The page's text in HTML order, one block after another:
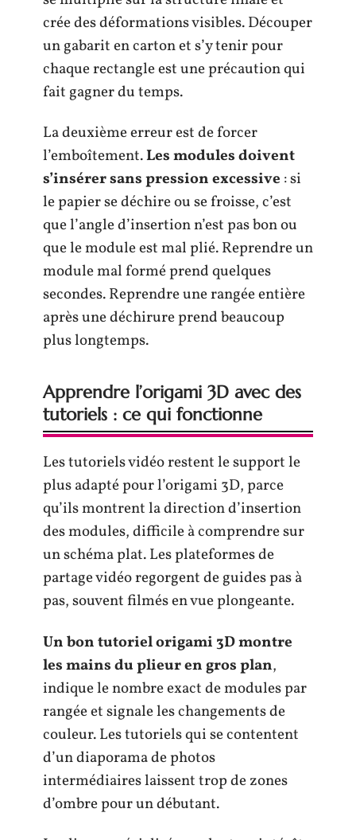
crée des déformations visibles. Découper
un gabarit en carton et s’y tenir pour
chaque rectangle est une précaution qui
fait gagner du temps.
La deuxième erreur est de forcer
l’emboîtement.Les modules doivent
s’insérer sans pression excessive : si
le papier se déchire ou se froisse, c’est
que l’angle d’insertion n’est pas bon ou
que le module est mal plié. Reprendre un
module mal formé prend quelques
secondes. Reprendre une rangée entière
après une déchirure prend beaucoup
plus longtemps.
Apprendre l’origami 3D avec des
tutoriels : ce qui fonctionne
Les tutoriels vidéo restent le support le
plus adapté pour l’origami 3D, parce
qu’ils montrent la direction d’insertion
des modules, difficile à comprendre sur
un schéma plat. Les plateformes de
partage vidéo regorgent de guides pas à
pas, souvent filmés en vue plongeante.
Un bon tutoriel origami 3D montre
les mains du plieur en gros plan,
indique le nombre exact de modules par
rangée et signale les changements de
couleur. Les tutoriels qui se contentent
d’un diaporama de photos
intermédiaires laissent trop de zones
d’ombre pour un débutant.